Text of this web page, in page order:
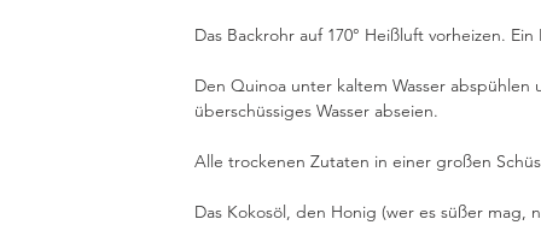
Das Backrohr auf 170° Heißluft vorheizen.
Den Quinoa unter kaltem Wasser
überschüssiges Wasser abseien.
Alle trockenen Zutaten in einer großen
Das Kokosöl, den Honig (wer es süßer